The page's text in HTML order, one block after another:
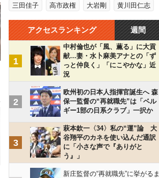
三田佳子 高市政権 大岩剛 黄川田仁志
アクセスランキング 週間
1
中村倫也が「風、薫る」に大貢
献…妻・水卜麻美アナとの「ず
っと仲良く」「にこやかな」近
況
2
欧州初の日本人指揮官誕生へ 森
保一監督の“再就職先”は「ベル
ギー1部の日系クラブ」一択か
3
萩本欽一〈34〉私の“運”論 大
谷翔平のカネを使い込んだ通訳
に「小さな声で『ありがと
う』」
新庄監督の“再就職先”に挙がるま